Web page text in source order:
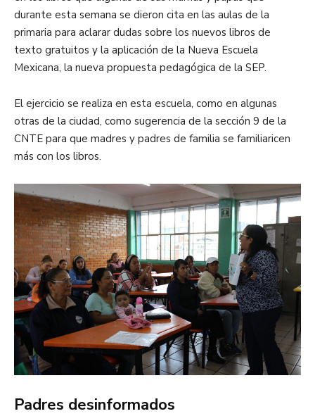
durante esta semana se dieron cita en las aulas de la
primaria para aclarar dudas sobre los nuevos libros de
texto gratuitos y la aplicación de la Nueva Escuela
Mexicana, la nueva propuesta pedagógica de la SEP.
El ejercicio se realiza en esta escuela, como en algunas
otras de la ciudad, como sugerencia de la sección 9 de la
CNTE para que madres y padres de familia se familiaricen
más con los libros.
Padres desinformados